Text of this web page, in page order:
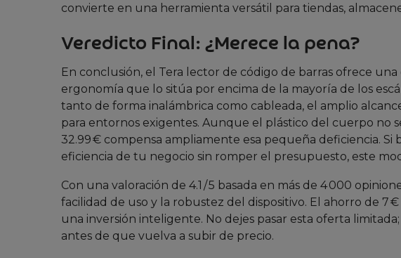
convierte en una herramienta versátil para tiendas,
Veredicto Final: ¿Merece la pena?
En conclusión, el Tera lector de código de barras ofrece
ergonomía que lo sitúa por encima de la mayoría de los
tanto de forma inalámbrica como cableada, el amplio
para entornos exigentes. Aunque el plástico del cuerpo no
32.99 € compensa ampliamente esa pequeña deficiencia.
eficiencia de tu negocio sin romper el presupuesto, este
Con una valoración de 4.1 / 5 basada en más de 4 000
facilidad de uso y la robustez del dispositivo. El ahorro de 7
una inversión inteligente. No dejes pasar esta oferta limitada;
antes de que vuelva a subir de precio.